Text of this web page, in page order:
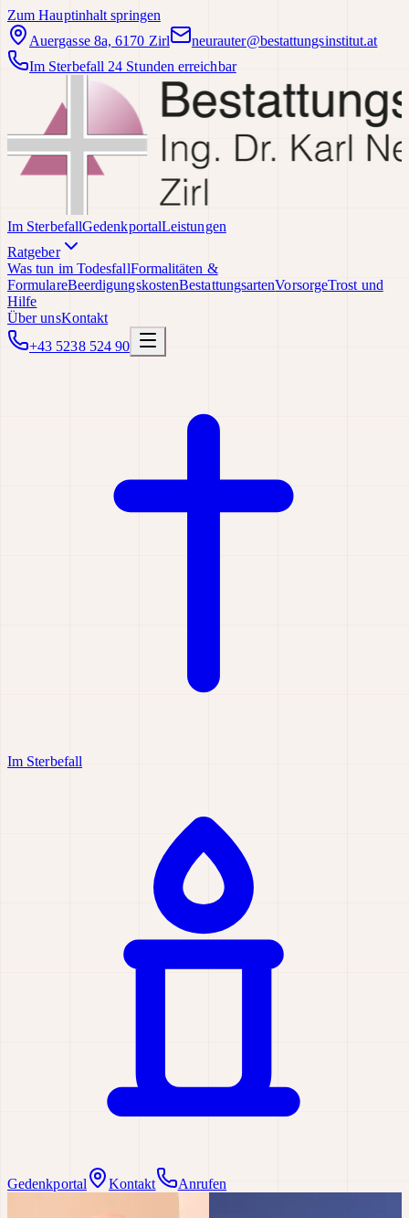
Zum Hauptinhalt springen
Auergasse 8a, 6170 Zirl
neurauter@bestattungsinstitut.at
Im Sterbefall 24 Stunden erreichbar
Im SterbefallGedenkportalLeistungen
Ratgeber
Was tun im TodesfallFormalitäten &
FormulareBeerdigungskostenBestattungsartenVorsorgeTrost und
Hilfe
Über unsKontakt
+43 5238 524 90
Im Sterbefall
Gedenkportal Kontakt Anrufen